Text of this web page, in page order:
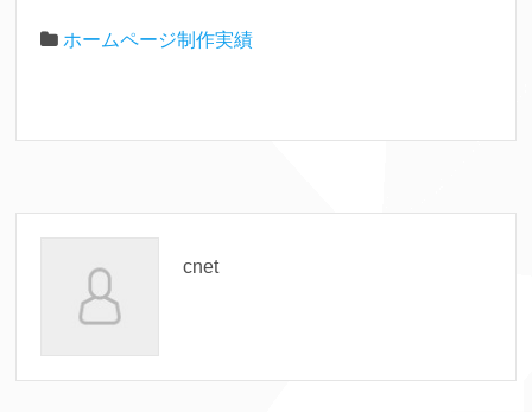
ホームページ制作実績
cnet